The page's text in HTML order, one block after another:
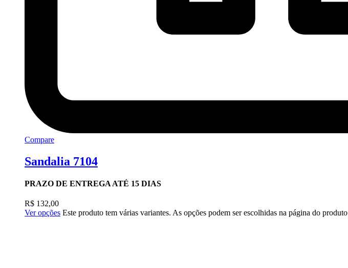
Compare
Sandalia 7104
PRAZO DE ENTREGA ATÉ 15 DIAS
R$ 132,00
Ver opções Este produto tem várias variantes. As opções podem ser escolhidas na página do produto